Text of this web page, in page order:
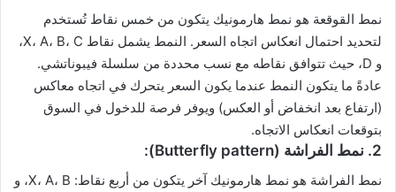
نمط القوقعة هو نمط هارمونيك يتكون من خمس نقاط تُستخدم
لتحديد احتمال انعكاس اتجاه السعر. النمط يشمل نقاط X، A، B، C،
و D، حيث تتوافق نقاطه مع نسب محددة من سلسلة فيبوناتشي.
عادةً ما يتكون النمط عندما يكون السعر يتحرك في اتجاه معاكس
(ارتفاع بعد انخفاض أو العكس) ويوفر فرصة للدخول في السوق
بتوقعات انعكاس الاتجاه.
2. نمط الفراشة (Butterfly pattern):
نمط الفراشة هو نمط هارمونيك آخر يتكون من أربع نقاط: X، A، B، و